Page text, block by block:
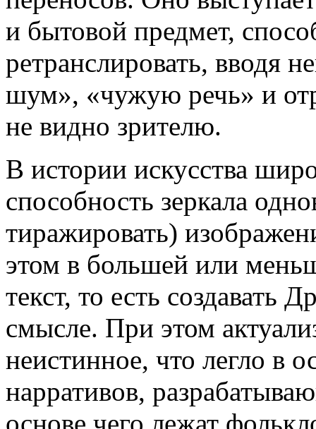
и бытовой предмет,
ретранслировать, вводя
шум», «чужую речь» и
не видно зрителю.
В истории искусства
способность зеркала
тиражировать)
этом в большей или
текст, то есть создавать
смысле. При этом
неистинное, что легло в
нарративов,
основе чего лежат